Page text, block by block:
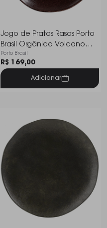
Jogo de Pratos Rasos Porto
Brasil Orgânico Volcano
26,5 Cm - 6 Peças
Porto Brasil
R$ 169,00
Adicionar